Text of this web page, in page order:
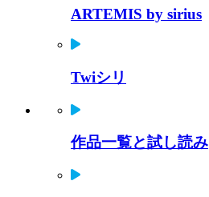
ARTEMIS by sirius
Twiシリ
作品一覧と試し読み